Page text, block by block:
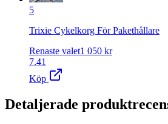
5
Trixie Cykelkorg För Pakethållare
Renaste valet1 050 kr
7.41
Köp
Detaljerade